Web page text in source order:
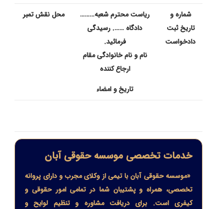
شماره و
تاریخ ثبت
دادخواست
ریاست محترم شعبه………
دادگاه ……. رسیدگی
فرمائید.
نام و نام خانوادگی مقام
ارجاع کننده
تاریخ و امضاء
محل نقش تمبر
خدمات تخصصی موسسه حقوقی آبان
«موسسه حقوقی آبان با تیمی از وکلای مجرب و دارای پروانه
تخصصی، همراه و پشتیبان شما در تمامی امور حقوقی و
کیفری است. برای دریافت مشاوره و تنظیم لوایح و